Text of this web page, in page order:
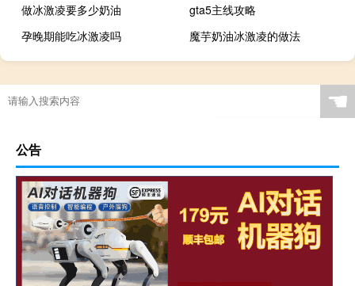
做冰激凌要多少奶油
gta5主线攻略
孕晚期能吃冰激凌吗
魔芋奶油冰激凌的做法
☚
公告